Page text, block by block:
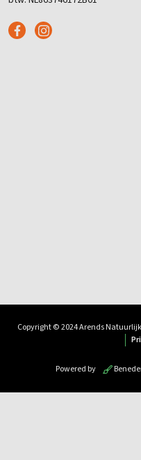
Copyright © 2024 Arends Natuurlijk
Powered by